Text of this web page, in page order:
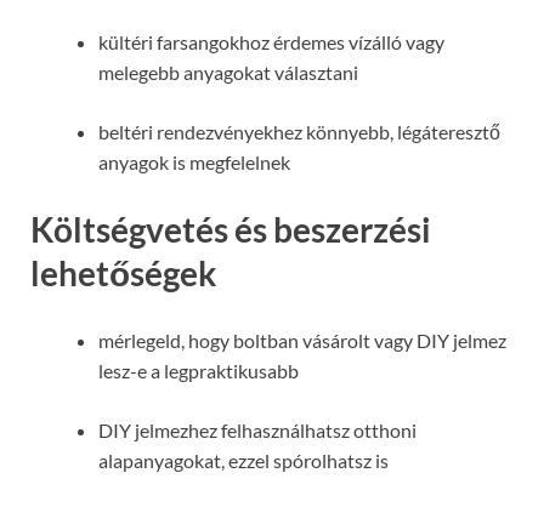
kültéri farsangokhoz érdemes vízálló vagy
melegebb anyagokat választani
beltéri rendezvényekhez könnyebb, légáteresztő
anyagok is megfelelnek
Költségvetés és beszerzési
lehetőségek
mérlegeld, hogy boltban vásárolt vagy DIY jelmez
lesz-e a legpraktikusabb
DIY jelmezhez felhasználhatsz otthoni
alapanyagokat, ezzel spórolhatsz is